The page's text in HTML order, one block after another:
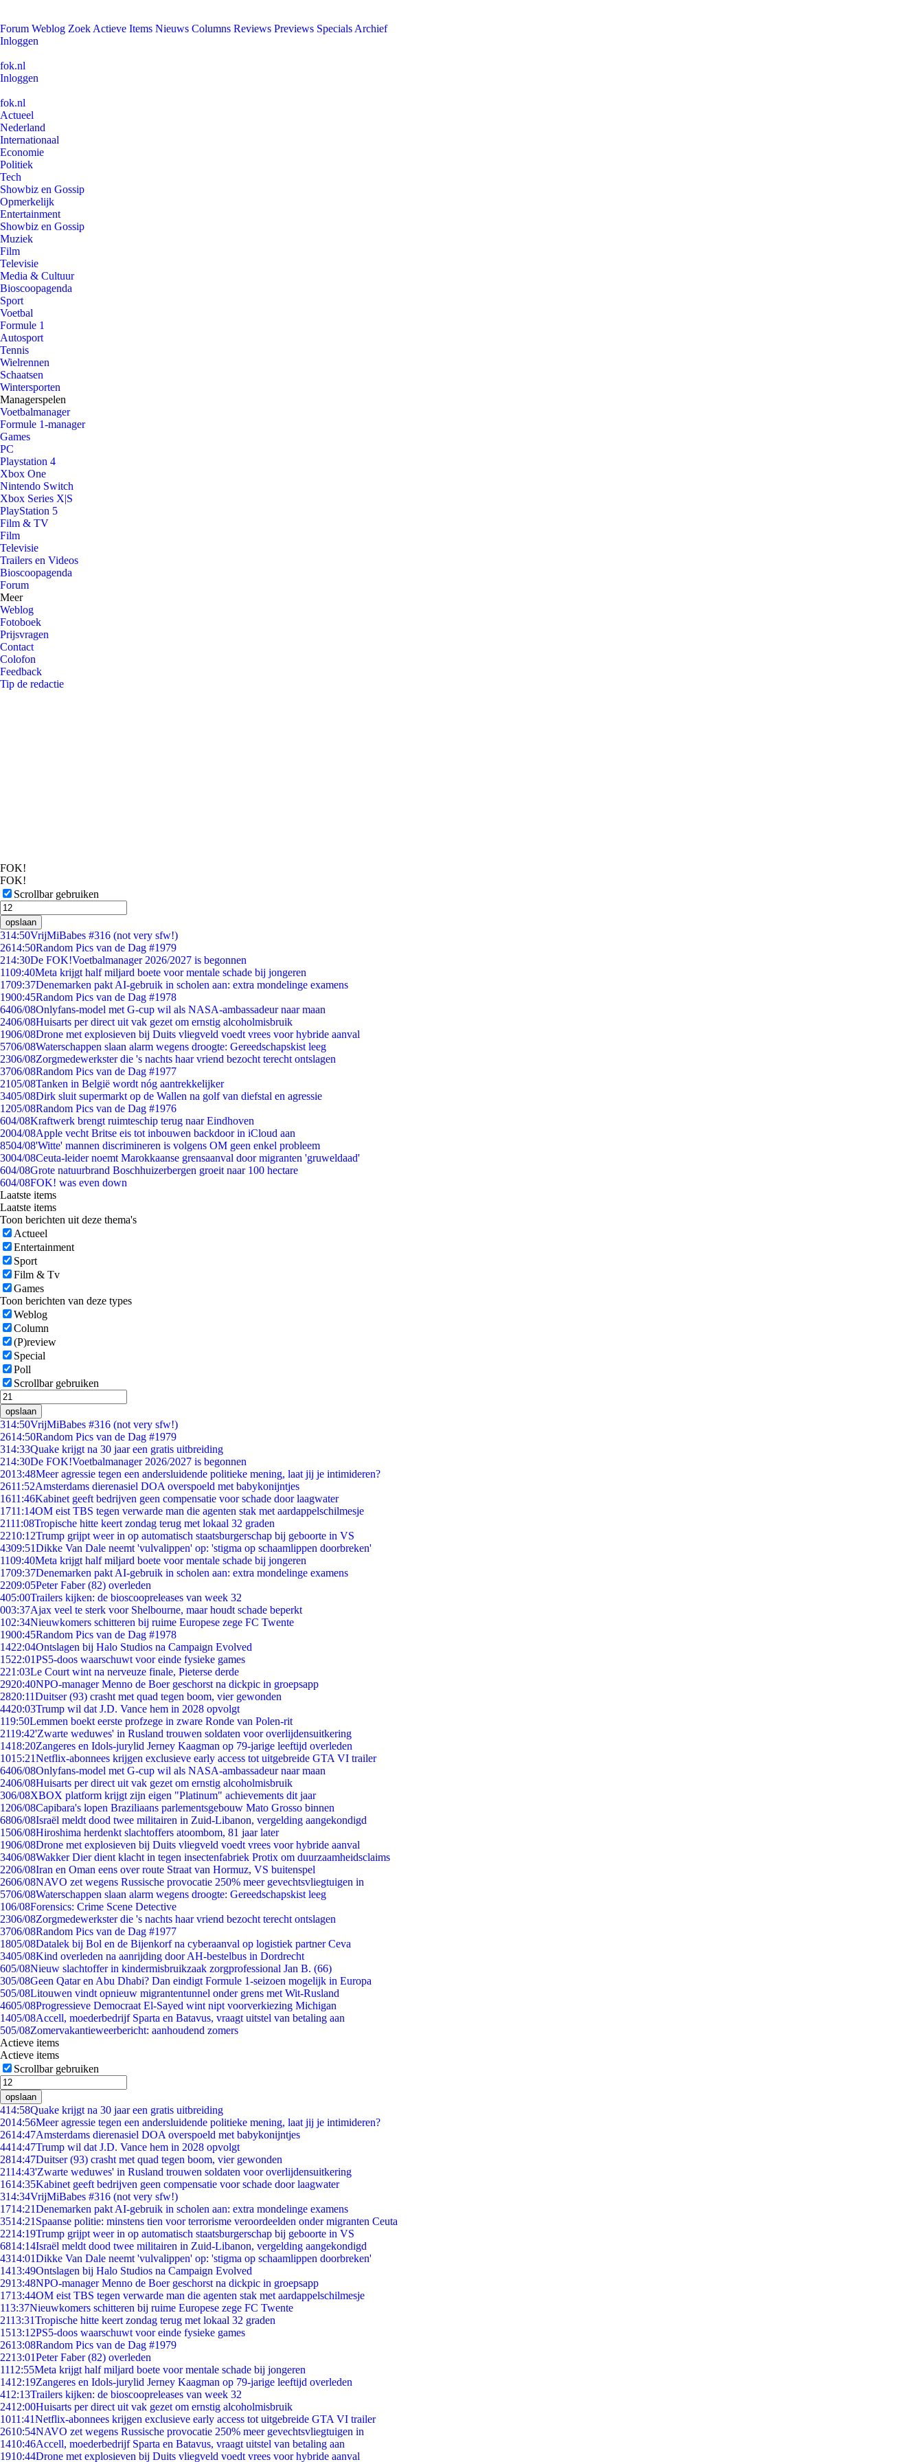
Forum Weblog Zoek Actieve Items Nieuws Columns Reviews Previews Specials Archief
Inloggen
fok.nl
Inloggen
fok.nl
Actueel
Nederland
Internationaal
Economie
Politiek
Tech
Showbiz en Gossip
Opmerkelijk
Entertainment
Showbiz en Gossip
Muziek
Film
Televisie
Media & Cultuur
Bioscoopagenda
Sport
Voetbal
Formule 1
Autosport
Tennis
Wielrennen
Schaatsen
Wintersporten
Managerspelen
Voetbalmanager
Formule 1-manager
Games
PC
Playstation 4
Xbox One
Nintendo Switch
Xbox Series X|S
PlayStation 5
Film & TV
Film
Televisie
Trailers en Videos
Bioscoopagenda
Forum
Meer
Weblog
Fotoboek
Prijsvragen
Contact
Colofon
Feedback
Tip de redactie
FOK!
FOK!
Scrollbar gebruiken
opslaan
314:50VrijMiBabes #316 (not very sfw!)
2614:50Random Pics van de Dag #1979
214:30De FOK!Voetbalmanager 2026/2027 is begonnen
1109:40Meta krijgt half miljard boete voor mentale schade bij jongeren
1709:37Denemarken pakt AI-gebruik in scholen aan: extra mondelinge examens
1900:45Random Pics van de Dag #1978
6406/08Onlyfans-model met G-cup wil als NASA-ambassadeur naar maan
2406/08Huisarts per direct uit vak gezet om ernstig alcoholmisbruik
1906/08Drone met explosieven bij Duits vliegveld voedt vrees voor hybride aanval
5706/08Waterschappen slaan alarm wegens droogte: Gereedschapskist leeg
2306/08Zorgmedewerkster die 's nachts haar vriend bezocht terecht ontslagen
3706/08Random Pics van de Dag #1977
2105/08Tanken in België wordt nóg aantrekkelijker
3405/08Dirk sluit supermarkt op de Wallen na golf van diefstal en agressie
1205/08Random Pics van de Dag #1976
604/08Kraftwerk brengt ruimteschip terug naar Eindhoven
2004/08Apple vecht Britse eis tot inbouwen backdoor in iCloud aan
8504/08'Witte' mannen discrimineren is volgens OM geen enkel probleem
3004/08Ceuta-leider noemt Marokkaanse grensaanval door migranten 'gruweldaad'
604/08Grote natuurbrand Boschhuizerbergen groeit naar 100 hectare
604/08FOK! was even down
Laatste items
Laatste items
Toon berichten uit deze thema's
Actueel
Entertainment
Sport
Film & Tv
Games
Toon berichten van deze types
Weblog
Column
(P)review
Special
Poll
Scrollbar gebruiken
opslaan
314:50VrijMiBabes #316 (not very sfw!)
2614:50Random Pics van de Dag #1979
314:33Quake krijgt na 30 jaar een gratis uitbreiding
214:30De FOK!Voetbalmanager 2026/2027 is begonnen
2013:48Meer agressie tegen een andersluidende politieke mening, laat jij je intimideren?
2611:52Amsterdams dierenasiel DOA overspoeld met babykonijntjes
1611:46Kabinet geeft bedrijven geen compensatie voor schade door laagwater
1711:14OM eist TBS tegen verwarde man die agenten stak met aardappelschilmesje
2111:08Tropische hitte keert zondag terug met lokaal 32 graden
2210:12Trump grijpt weer in op automatisch staatsburgerschap bij geboorte in VS
4309:51Dikke Van Dale neemt 'vulvalippen' op: 'stigma op schaamlippen doorbreken'
1109:40Meta krijgt half miljard boete voor mentale schade bij jongeren
1709:37Denemarken pakt AI-gebruik in scholen aan: extra mondelinge examens
2209:05Peter Faber (82) overleden
405:00Trailers kijken: de bioscoopreleases van week 32
003:37Ajax veel te sterk voor Shelbourne, maar houdt schade beperkt
102:34Nieuwkomers schitteren bij ruime Europese zege FC Twente
1900:45Random Pics van de Dag #1978
1422:04Ontslagen bij Halo Studios na Campaign Evolved
1522:01PS5-doos waarschuwt voor einde fysieke games
221:03Le Court wint na nerveuze finale, Pieterse derde
2920:40NPO-manager Menno de Boer geschorst na dickpic in groepsapp
2820:11Duitser (93) crasht met quad tegen boom, vier gewonden
4420:03Trump wil dat J.D. Vance hem in 2028 opvolgt
119:50Lemmen boekt eerste profzege in zware Ronde van Polen-rit
2119:42'Zwarte weduwes' in Rusland trouwen soldaten voor overlijdensuitkering
1418:20Zangeres en Idols-jurylid Jerney Kaagman op 79-jarige leeftijd overleden
1015:21Netflix-abonnees krijgen exclusieve early access tot uitgebreide GTA VI trailer
6406/08Onlyfans-model met G-cup wil als NASA-ambassadeur naar maan
2406/08Huisarts per direct uit vak gezet om ernstig alcoholmisbruik
306/08XBOX platform krijgt zijn eigen "Platinum" achievements dit jaar
1206/08Capibara's lopen Braziliaans parlementsgebouw Mato Grosso binnen
6806/08Israël meldt dood twee militairen in Zuid-Libanon, vergelding aangekondigd
1506/08Hiroshima herdenkt slachtoffers atoombom, 81 jaar later
1906/08Drone met explosieven bij Duits vliegveld voedt vrees voor hybride aanval
3406/08Wakker Dier dient klacht in tegen insectenfabriek Protix om duurzaamheidsclaims
2206/08Iran en Oman eens over route Straat van Hormuz, VS buitenspel
2606/08NAVO zet wegens Russische provocatie 250% meer gevechtsvliegtuigen in
5706/08Waterschappen slaan alarm wegens droogte: Gereedschapskist leeg
106/08Forensics: Crime Scene Detective
2306/08Zorgmedewerkster die 's nachts haar vriend bezocht terecht ontslagen
3706/08Random Pics van de Dag #1977
1805/08Datalek bij Bol en de Bijenkorf na cyberaanval op logistiek partner Ceva
3405/08Kind overleden na aanrijding door AH-bestelbus in Dordrecht
605/08Nieuw slachtoffer in kindermisbruikzaak zorgprofessional Jan B. (66)
305/08Geen Qatar en Abu Dhabi? Dan eindigt Formule 1-seizoen mogelijk in Europa
505/08Litouwen vindt opnieuw migrantentunnel onder grens met Wit-Rusland
4605/08Progressieve Democraat El-Sayed wint nipt voorverkiezing Michigan
1405/08Accell, moederbedrijf Sparta en Batavus, vraagt uitstel van betaling aan
505/08Zomervakantieweerbericht: aanhoudend zomers
Actieve items
Actieve items
Scrollbar gebruiken
opslaan
414:58Quake krijgt na 30 jaar een gratis uitbreiding
2014:56Meer agressie tegen een andersluidende politieke mening, laat jij je intimideren?
2614:47Amsterdams dierenasiel DOA overspoeld met babykonijntjes
4414:47Trump wil dat J.D. Vance hem in 2028 opvolgt
2814:47Duitser (93) crasht met quad tegen boom, vier gewonden
2114:43'Zwarte weduwes' in Rusland trouwen soldaten voor overlijdensuitkering
1614:35Kabinet geeft bedrijven geen compensatie voor schade door laagwater
314:34VrijMiBabes #316 (not very sfw!)
1714:21Denemarken pakt AI-gebruik in scholen aan: extra mondelinge examens
3514:21 Spaanse politie: minstens tien voor terrorisme veroordeelden onder migranten Ceuta
2214:19Trump grijpt weer in op automatisch staatsburgerschap bij geboorte in VS
6814:14Israël meldt dood twee militairen in Zuid-Libanon, vergelding aangekondigd
4314:01Dikke Van Dale neemt 'vulvalippen' op: 'stigma op schaamlippen doorbreken'
1413:49Ontslagen bij Halo Studios na Campaign Evolved
2913:48NPO-manager Menno de Boer geschorst na dickpic in groepsapp
1713:44OM eist TBS tegen verwarde man die agenten stak met aardappelschilmesje
113:37Nieuwkomers schitteren bij ruime Europese zege FC Twente
2113:31Tropische hitte keert zondag terug met lokaal 32 graden
1513:12PS5-doos waarschuwt voor einde fysieke games
2613:08Random Pics van de Dag #1979
2213:01Peter Faber (82) overleden
1112:55Meta krijgt half miljard boete voor mentale schade bij jongeren
1412:19Zangeres en Idols-jurylid Jerney Kaagman op 79-jarige leeftijd overleden
412:13Trailers kijken: de bioscoopreleases van week 32
2412:00Huisarts per direct uit vak gezet om ernstig alcoholmisbruik
1011:41Netflix-abonnees krijgen exclusieve early access tot uitgebreide GTA VI trailer
2610:54NAVO zet wegens Russische provocatie 250% meer gevechtsvliegtuigen in
1410:46Accell, moederbedrijf Sparta en Batavus, vraagt uitstel van betaling aan
1910:44Drone met explosieven bij Duits vliegveld voedt vrees voor hybride aanval